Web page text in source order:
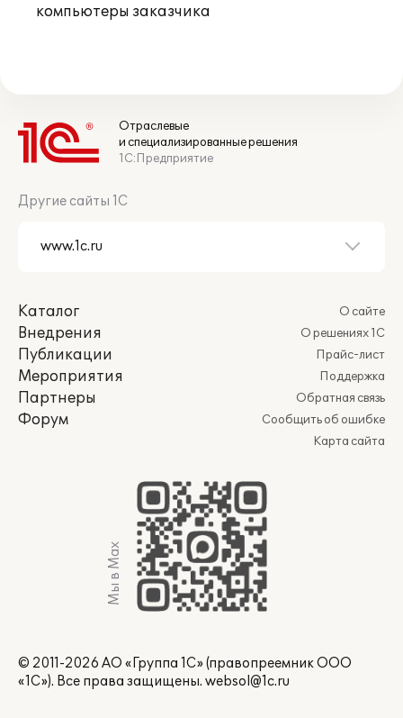
компьютеры заказчика
Отраслевые
и специализированные решения
1С:Предприятие
Другие сайты 1С
Каталог
Внедрения
Публикации
Мероприятия
Партнеры
Форум
О сайте
О решениях 1С
Прайс-лист
Поддержка
Обратная связь
Сообщить об ошибке
Карта сайта
Мы в Max
© 2011-2026 АО «Группа 1С» (правопреемник ООО
«1С»). Все права защищены. websol@1c.ru